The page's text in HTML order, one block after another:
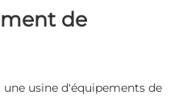
de
usine d'équipements de